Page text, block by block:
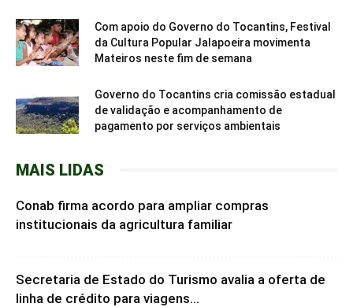
Com apoio do Governo do Tocantins, Festival
da Cultura Popular Jalapoeira movimenta
Mateiros neste fim de semana
Governo do Tocantins cria comissão estadual
de validação e acompanhamento de
pagamento por serviços ambientais
MAIS LIDAS
Conab firma acordo para ampliar compras
institucionais da agricultura familiar
Secretaria de Estado do Turismo avalia a oferta de
linha de crédito para viagens...